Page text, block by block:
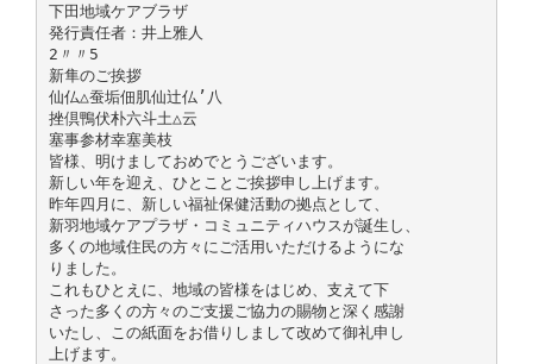
下田地域ケアブラザ
発行責任者：井上雅人
2〃〃5
新隼のご挨拶
仙仏△蚕垢佃肌仙辻仏’八
挫倶鴨伏朴六斗土△云
塞事参材幸塞美枝
皆様、明けましておめでとうございます。
新しい年を迎え、ひとことご挨拶申し上げます。
昨年四月に、新しい福祉保健活動の拠点として、
新羽地域ケアプラザ・コミュニティハウスが誕生し、
多くの地域住民の方々にご活用いただけるようにな
りました。
これもひとえに、地域の皆様をはじめ、支えて下
さった多くの方々のご支援ご協力の賜物と深く感謝
いたし、この紙面をお借りしまして改めて御礼申し
上げます。